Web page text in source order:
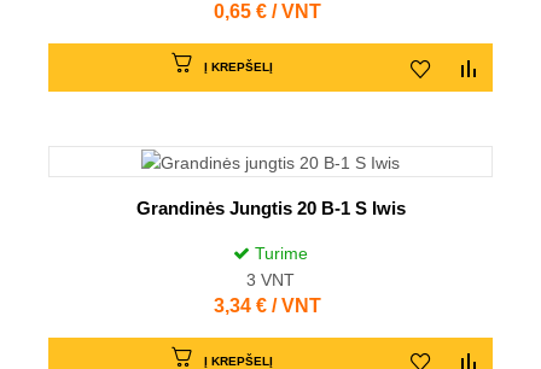
Kaina
0,65 € / VNT
Į KREPŠELĮ
Grandinės Jungtis 20 B-1 S Iwis
Turime
3 VNT
Kaina
3,34 € / VNT
Į KREPŠELĮ